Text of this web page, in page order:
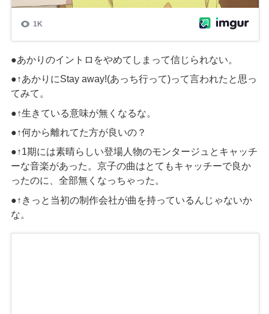
●あかりのイントロ をやめてしまって信じられない。
●↑あかりにStay away!(あっち行って)って言われたと思っ
てみて。
●↑生きている意味が無くなるな。
●↑何から離れてた方が良いの？
●↑1期には素晴らしい登場人物のモンタージュ と キャッチ
ーな音楽があった 。 京子の曲はとてもキャッチーで良か
ったのに、全部無くなっちゃった 。
●↑ きっと当初の制作会社が曲を持っているんじゃないか
な。